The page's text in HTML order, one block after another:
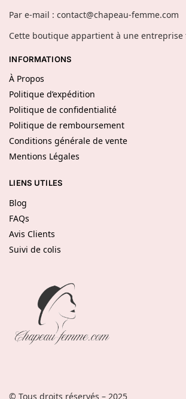
Par e-mail : contact@chapeau-femme.com
Cette boutique appartient à une entreprise
INFORMATIONS
À Propos
Politique d’expédition
Politique de confidentialité
Politique de remboursement
Conditions générale de vente
Mentions Légales
LIENS UTILES
Blog
FAQs
Avis Clients
Suivi de colis
© Tous droits réservés – 2025